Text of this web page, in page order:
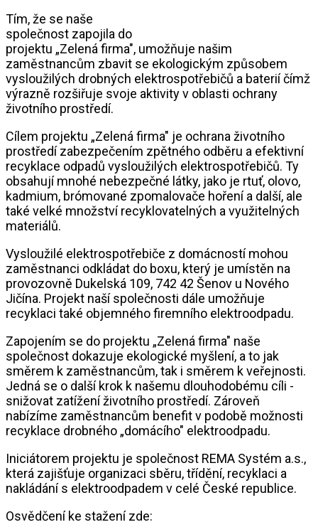
Tím, že se naše
společnost zapojila do
projektu „Zelená firma", umožňuje našim
zaměstnancům zbavit se ekologickým způsobem
vysloužilých drobných elektrospotřebičů a baterií čímž
výrazně rozšiřuje svoje aktivity v oblasti ochrany
životního prostředí.
Cílem projektu „Zelená firma" je ochrana životního
prostředí zabezpečením zpětného odběru a efektivní
recyklace odpadů vysloužilých elektrospotřebičů. Ty
obsahují mnohé nebezpečné látky, jako je rtuť, olovo,
kadmium, brómované zpomalovače hoření a další, ale
také velké množství recyklovatelných a využitelných
materiálů.
Vysloužilé elektrospotřebiče z domácností mohou
zaměstnanci odkládat do boxu, který je umístěn na
provozovně Dukelská 109, 742 42 Šenov u Nového
Jičína. Projekt naší společnosti dále umožňuje
recyklaci také objemného firemního elektroodpadu.
Zapojením se do projektu „Zelená firma" naše
společnost dokazuje ekologické myšlení, a to jak
směrem k zaměstnancům, tak i směrem k veřejnosti.
Jedná se o další krok k našemu dlouhodobému cíli -
snižovat zatížení životního prostředí. Zároveň
nabízíme zaměstnancům benefit v podobě možnosti
recyklace drobného „domácího" elektroodpadu.
Iniciátorem projektu je společnost REMA Systém a.s.,
která zajišťuje organizaci sběru, třídění, recyklaci a
nakládání s elektroodpadem v celé České republice.
Osvědčení ke stažení zde: